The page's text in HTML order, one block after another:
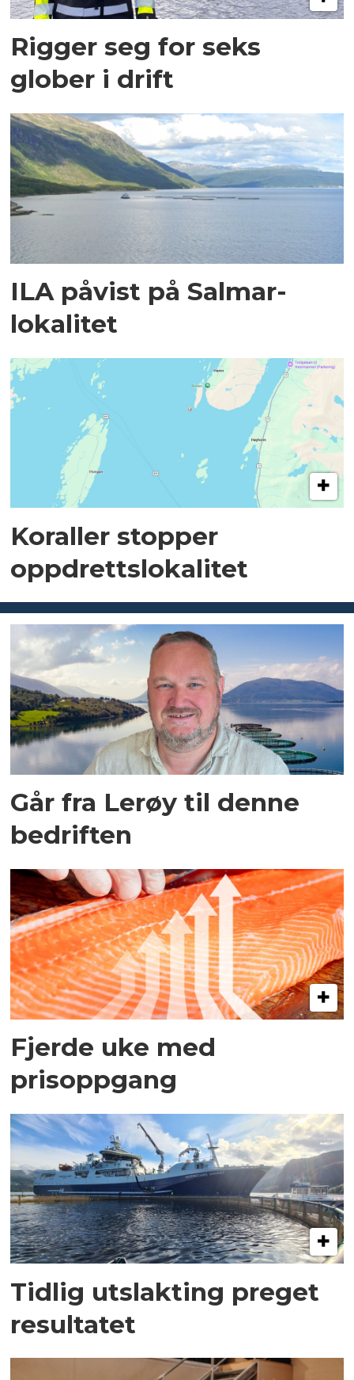
Rigger seg for seks
glober i drift
ILA påvist på Salmar-
lokalitet
Koraller stopper
oppdrettslokalitet
Går fra Lerøy til denne
bedriften
Fjerde uke med
prisoppgang
Tidlig utslakting preget
resultatet